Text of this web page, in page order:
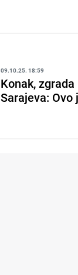
09.10.25. 18:59
Konak,
Sarajeva: Ovo